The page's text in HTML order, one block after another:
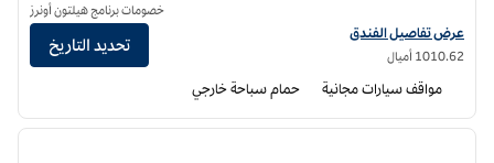
عرض تفاصيل الفندق لفندق إميليانو ساو باولو، أحد فنادق إس إل إتش
عرض تفاصيل الفندق
1​010.62 أميال
خصومات برنامج هيلتون أونرز
تحديد التاريخ
مواقف سيارات مجانية حمام سباحة خارجي
1 من 10
الصورة